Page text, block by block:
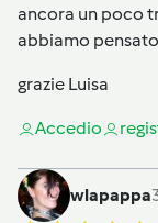
ancora un poco
abbiamo
grazie Luisa
Accedio
wlapappa